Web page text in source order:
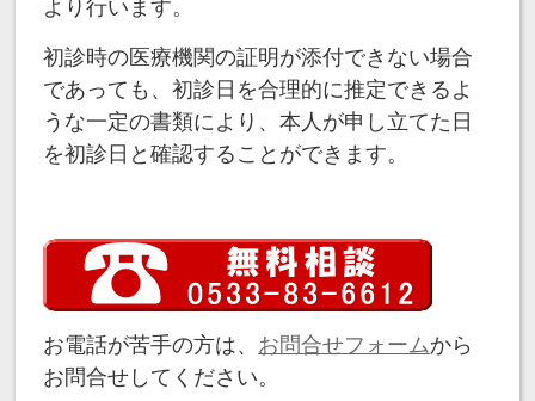
より行います。
初診時の医療機関の証明が添付できない場合
であっても、初診日を合理的に推定できるよ
うな一定の書類により、本人が申し立てた日
を初診日と確認することができます。
お電話が苦手の方は、 お問合せフォームから
お問合せしてください。